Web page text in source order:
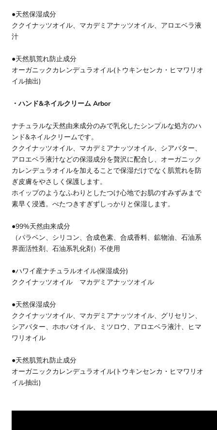
●天然保湿成分
ククイナッツオイル、マカデミアナッツオイル、アロエベラ液
汁
●天然肌荒れ防止成分
オーガニックカレンデュラオイル(トウキンセンカ・ヒマワリオ
イル抽出)
・ハンド&ネイルクリーム Arbor
ナチュラルな天然由来成分のみで乳化したシンプルな処方のハ
ンド&ネイルクリームです。
ククイナッツオイル、マカデミアナッツオイル、シアバター、
アロエベラ液汁などの保湿成分を贅沢に配合し、オーガニック
カレンデュラオイルを加えることで保湿だけでなく肌荒れを防
ぎ皮膚をやさしく保護します。
ホイップのようなふわりとしたつけ心地でお肌のすみずみまで
素早く浸透。べたつきすぎずしっかりと保湿します。
●99%天然由来成分
（パラベン、シリコン、合成色素、合成香料、鉱物油、石油系
界面活性剤、石油系乳化剤）不使用
●ハワイ産ナチュラルオイル(保湿成分)
ククイナッツオイル マカデミアナッツオイル
●天然保湿成分
ククイナッツオイル、マカデミアナッツオイル、グリセリン、
シアバター、ホホバオイル、ミツロウ、アロエベラ液汁、ヒマ
ワリオイル
●天然肌荒れ防止成分
オーガニックカレンデュラオイル(トウキンセンカ・ヒマワリオ
イル抽出)